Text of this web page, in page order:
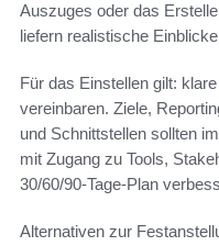
Auszuges oder das
liefern realistische
Für das Einstellen gilt:
vereinbaren. Ziele,
und Schnittstellen sollten
mit Zugang zu Tools,
30/60/90-Tage-Plan
Alternativen zur